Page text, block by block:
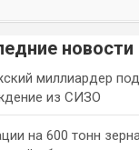
новости
миллиардер
из СИЗО
на 600 тонн